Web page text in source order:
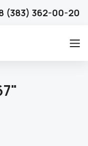
(383) 362-00-20